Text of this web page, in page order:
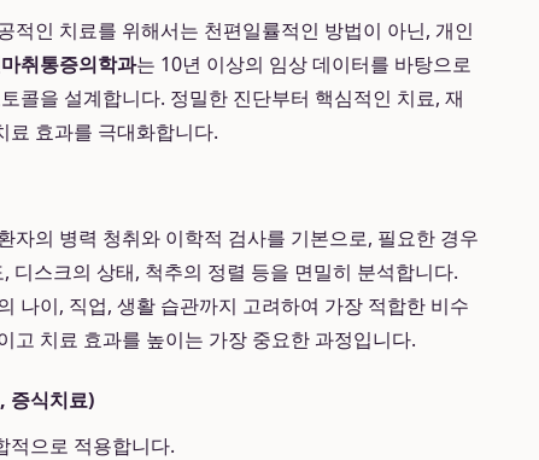
인 치료를 위해서는 천편일률적인 방법이 아닌, 개인
취통증의학과는 10년 이상의 임상 데이터를 바탕으로
콜을 설계합니다. 정밀한 진단부터 핵심적인 치료, 재
료 효과를 극대화합니다.
자의 병력 청취와 이학적 검사를 기본으로, 필요한 경우
스크의 상태, 척추의 정렬 등을 면밀히 분석합니다.
나이, 직업, 생활 습관까지 고려하여 가장 적합한 비수
고 치료 효과를 높이는 가장 중요한 과정입니다.
증식치료)
적으로 적용합니다.